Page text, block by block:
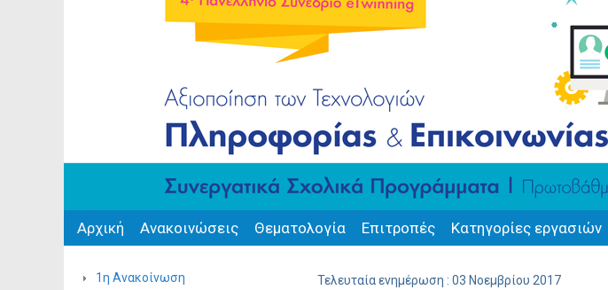
Αρχική Ανακοινώσεις Θεματολογία Επιτροπές Κατηγορίες εργασιών
1η Ανακοίνωση
Τελευταία ενημέρωση : 03 Νοεμβρίου 2017